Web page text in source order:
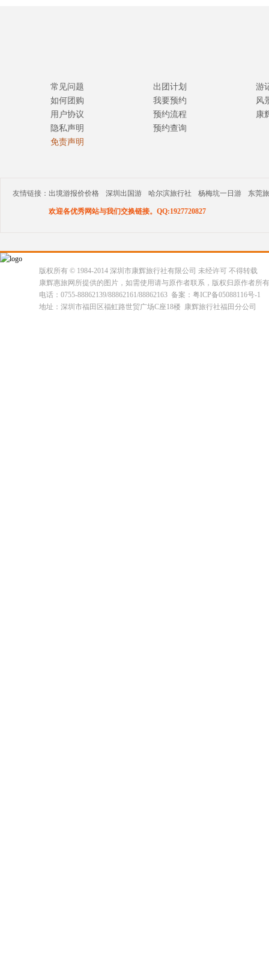
常见问题
如何团购
用户协议
隐私声明
免责声明
出团计划
我要预约
预约流程
预约查询
游
风
康
友情链接： 出境游报价价格 深圳出国游 哈尔滨旅行社 杨梅坑一日游 东莞
欢迎各优秀网站与我们交换链接。QQ:1927720827
版权所有 © 1984-2014 深圳市康辉旅行社有限公司 未经许可 不得转载
康辉惠旅网所提供的图片，如需使用请与原作者联系，版权归原作者所
电话：0755-88862139/88862161/88862163 备案：粤ICP备05088116号-1
地址：深圳市福田区福虹路世贸广场C座18楼 康辉旅行社福田分公司